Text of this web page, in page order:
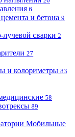
6
и бетона 9
лучевой сварки 2
27
и колориметры 83
58
89
Мобильные